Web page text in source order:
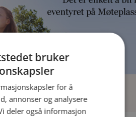
bruker
for å
annonser og analysere
deler også informasjon